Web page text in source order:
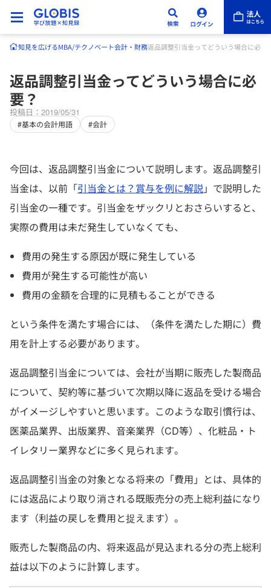
知見を広げるMBA/テクノベート会計・財務返品調整引当金ってどういう場合に必要
返品調整引当金ってどういう場合に必
要？
投稿日：2019/05/31
#基本の会計用語 #会計
今回は、返品調整引当金について説明します。返品調整引
当金は、以前「引当金とは？賞与を例に解説」で説明した
引当金の一種です。引当金をザックリとおさらいすると、
実際の費用は未だ発生していなくても、
費用の発生する原因が既に発生している
費用が発生する可能性が高い
費用の金額を合理的に見積もることができる
という条件を満たす場合には、（条件を満たした期に）費
用を計上する必要があります。
返品調整引当金については、会社が当期に販売した製商品
について、契約等に基づいて次期以降に返品を受ける場合
がイメージしやすいと思います。このような取引慣行は、
医薬品業界、出版業界、音楽業界（CD等）、化粧品・ト
イレタリー業界などに多く見られます。
返品調整引当金の対象となる将来の「費用」とは、具体的
には返品により取り消される既販売分の売上総利益になり
ます（利益の戻しを費用と捉えます）。
販売した製商品の内、将来返品が見込まれる分の売上総利
益は以下のように計算します。